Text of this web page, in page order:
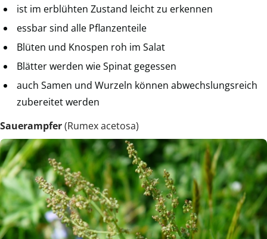
ist im erblühten Zustand leicht zu erkennen
essbar sind alle Pflanzenteile
Blüten und Knospen roh im Salat
Blätter werden wie Spinat gegessen
auch Samen und Wurzeln können abwechslungsreich
zubereitet werden
Sauerampfer(Rumex acetosa)